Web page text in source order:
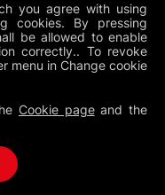
you agree with using
cookies. By pressing
be allowed to enable
correctly.. To revoke
menu in Change cookie
Cookie pageand the
NEWSLETTER